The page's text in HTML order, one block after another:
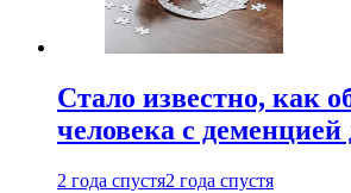
Стало известно, как
человека с деменцией
2 года спустя2 года спустя